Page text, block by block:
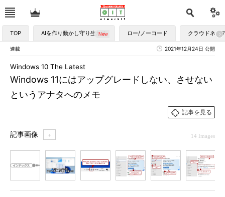
TOP AIを作り動かし守り生かす ロー/ノーコード クラウドネイ
連載 2021年12月24日 公開
Windows 11にはアップグレードしない、させない
というアナタへのメモ
Windows 10 The Latest
記事を見る
記事画像 ＋ 14 Images